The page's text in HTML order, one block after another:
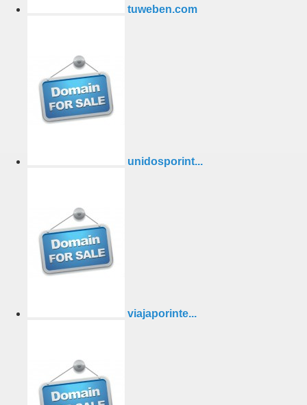
tuweben.com
unidosporint...
viajaporinte...